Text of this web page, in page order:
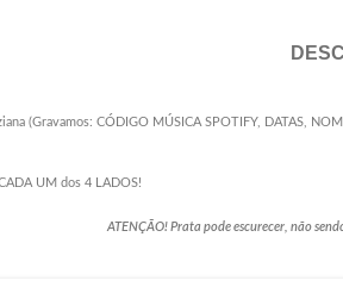
(Gravamos: CÓDIGO MÚSICA SPOTIFY, DATAS,
UM dos 4 LADOS!
ATENÇÃO! Prata pode escurecer, não